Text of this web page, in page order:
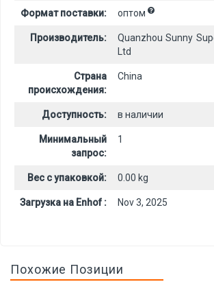
Формат поставки: оптом
Производитель:
Quanzhou Sunny
Ltd
Страна
происхождения:
China
Доступность: в наличии
Минимальный
запрос:
1
Вес с упаковкой: 0.00 kg
Загрузка на Enhof : Nov 3, 2025
Похожие Позиции